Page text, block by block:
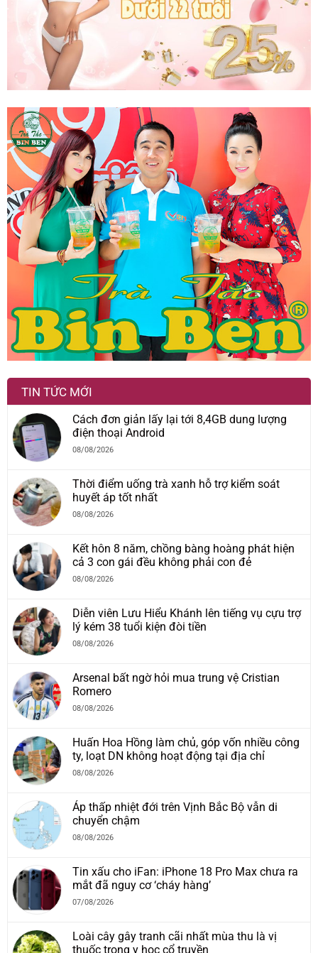
TIN TỨC MỚI
Cách đơn giản lấy lại tới 8,4GB dung lượng
điện thoại Android
08/08/2026
Thời điểm uống trà xanh hỗ trợ kiểm soát
huyết áp tốt nhất
08/08/2026
Kết hôn 8 năm, chồng bàng hoàng phát hiện
cả 3 con gái đều không phải con đẻ
08/08/2026
Diễn viên Lưu Hiểu Khánh lên tiếng vụ cựu trợ
lý kém 38 tuổi kiện đòi tiền
08/08/2026
Arsenal bất ngờ hỏi mua trung vệ Cristian
Romero
08/08/2026
Huấn Hoa Hồng làm chủ, góp vốn nhiều công
ty, loạt DN không hoạt động tại địa chỉ
08/08/2026
Áp thấp nhiệt đới trên Vịnh Bắc Bộ vẫn di
chuyển chậm
08/08/2026
Tin xấu cho iFan: iPhone 18 Pro Max chưa ra
mắt đã nguy cơ ‘cháy hàng’
07/08/2026
Loài cây gây tranh cãi nhất mùa thu là vị
thuốc trong y học cổ truyền